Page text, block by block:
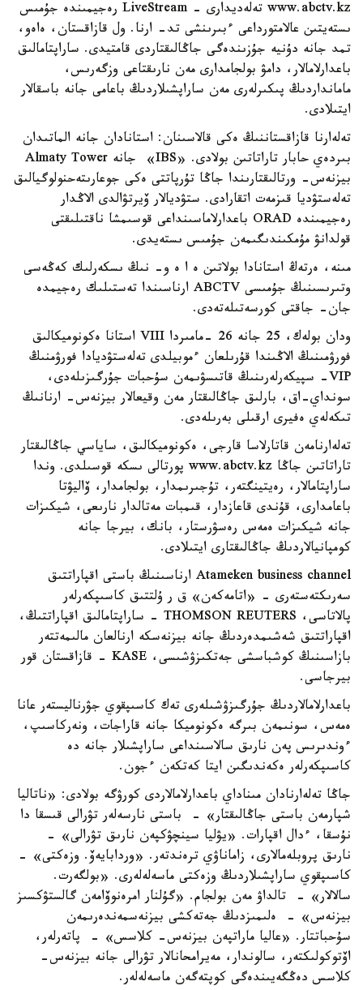
www.abctv.kz تەلەديدارى - LiveStream رەجيمىندە جۇمىس
ىستەيتىن عالامتورداعى ءبىرىنشى تد- ارنا. ول قازاقستان، ەاەو،
تمد جانە دۇنيە جۇزىندەگى جاڭالىقتاردى قامتيدى. ساراپتامالىق
باعدارلامالار، دامۋ بولجامدارى مەن نارىقتاعى وزگەرىس،
مامانداردىڭ پىكىرلەرى مەن ساراپشىلاردىڭ باعامى جانە باسقالار
ايتىلادى.
تەلەارنا قازاقستاننىڭ ەكى قالاسىنان: استانادان جانە الماتىدان
بىردەي حابار تاراتاتىن بولادى. «IBS» جانە Almaty Tower
بيزنەس- ورتالىقتارىندا جاڭا تۇرپاتتى ەكى جوعارىتەحنولوگيالىق
تەلەستۋديا قىزمەت اتقارادى. ستۋديالار ۆيرتۋالدى الاڭدار
رەجيمىندە ORAD باعدارلاماسىنداعى قوسىمشا ناقتىلىقتى
قولدانۋ مۇمكىندىگىمەن جۇمىس ىستەيدى.
مىنە، ەرتەڭ استانادا بولاتىن ە ا ە و- نىڭ ىسكەرلىك كەڭەسى
وتىرىسىنىڭ جۇمىسى ABCTV ارناسىندا تەستىلىك رەجيمدە
جان- جاقتى كورسەتىلەتەدى.
ودان بولەك، 25 جانە 26 -مامىردا VIII استانا ەكونوميكالىق
فورۋمىنىڭ الاڭىندا قۇرىلعان ءموبيلدى تەلەستۋديادا فورۋمنىڭ
VIP- سپيكەرلەرىنىڭ قاتىسۋىمەن سۇحبات جۇرگىزىلەدى،
سونداي-اق، بارلىق جاڭالىقتار مەن وقيعالار بيزنەس- ارنانىڭ
تىكەلەي ەفيرى ارقىلى بەرىلەدى.
تەلەارنامەن قاتارلاسا قارجى، ەكونوميكالىق، ساياسي جاڭالىقتار
تاراتاتىن جاڭا www.abctv.kz پورتالى ىسكە قوسىلدى. وندا
ساراپتامالار، رەيتينگتەر، تۇجىرىمدار، بولجامدار، ۆاليۋتا
باعامدارى، قۇندى قاعازدار، قىمبات مەتالدار نارىعى، شيكىزات
جانە شيكىزات ەمەس رەسۋرستار، بانك، بيرجا جانە
كومپانيالاردىڭ جاڭالىقتارى ايتىلادى.
Atameken business channel ارناسىنىڭ باستى اقپاراتتىق
سەرىكتەستەرى - «اتامەكەن» ق ر ۇلتتىق كاسىپكەرلەر
پالاتاسى، THOMSON REUTERS - ساراپتامالىق اقپاراتتىڭ،
اقپاراتتىق شەشىمدەردىڭ جانە بيزنەسكە ارنالعان مالىمەتتەر
بازاسىنىڭ كوشباسشى جەتكىزۋشىسى، KASE - قازاقستان قور
بيرجاسى.
باعدارلامالاردىڭ جۇرگىزۋشىلەرى تەك كاسىپقوي جۋرناليستەر عانا
ەمەس، سونىمەن بىرگە ەكونوميكا جانە قاراجات، ونەركاسىپ،
ءوندىرىس پەن نارىق سالاسىنداعى ساراپشىلار جانە دە
كاسىپكەرلەر ەكەندىگىن ايتا كەتكەن ءجون.
جاڭا تەلەارنادان مىناداي باعدارلامالاردى كورۋگە بولادى: «ناتاليا
شپارمەن باستى جاڭالىقتار» - باستى نارسەلەر تۋرالى قىسقا دا
نۇسقا، ءدال اقپارات. «يۋليا سينچۋكپەن نارىق تۋرالى» -
نارىق پروبلەمالارى، زاماناۋي ترەندتەر. «وردابايەۆ. وزەكتى» -
كاسىپقوي ساراپشىلاردىڭ وزەكتى ماسەلەلەرى. «بولگەرت.
سالالار» - تالداۋ مەن بولجام. «گۇلنار امرەنوۆامەن گالستۋكسىز
بيزنەس» - ەلىمىزدىڭ جەتەكشى بيزنەسمەندەرىمەن
سۇحباتتار. «عاليا ماراتپەن بيزنەس- كلاسس» - پاتەرلەر،
اۆتوكولىكتەر، سالوندار، مەيرامحانالار تۋرالى جانە بيزنەس-
كلاسس دەڭگەيىندەگى كوپتەگەن ماسەلەلەر.